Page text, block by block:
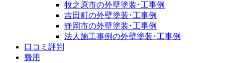
牧之原市の外壁塗装･工事例
吉田町の外壁塗装･工事例
静岡市の外壁塗装･工事例
法人施工事例の外壁塗装･工事例
口コミ評判
費用